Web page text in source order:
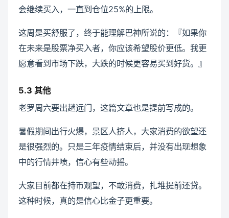
会继续买入，一直到仓位25%的上限。
这周是买舒服了，终于能理解巴神所说的：『如果你
在未来是股票净买入者，你应该希望股价更低。我更
愿意看到市场下跌，大跌的时候更容易买到好货。』
5.3 其他
老罗周六要出趟远门，这篇文章也是提前写成的。
暑假期间出行火爆，景区人挤人，大家消费的欲望还
是很强烈的。只是三年疫情结束后，并没有出现想象
中的行情井喷，信心有些动摇。
大家目前都在持币观望，不敢消费，扎堆提前还贷。
这种时候，真的是信心比金子更重要。